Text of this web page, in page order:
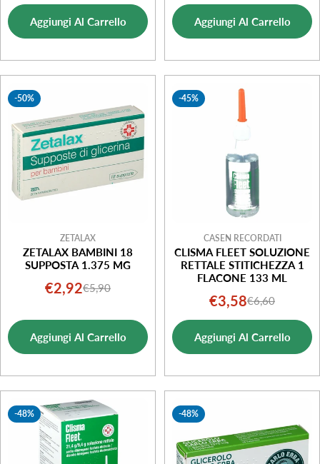
di
vendita
normale
Aggiungi Al Carrello
vendita
Aggiungi Al Carrello
-50%
ZETALAX
ZETALAX BAMBINI 18
SUPPOSTA 1.375 MG
Prezzo
vendita
€2,92Prezzo
€5,90
Aggiungi Al Carrello
-45%
CASEN RECORDATI
CLISMA FLEET SOLUZIONE
RETTALE STITICHEZZA 1
FLACONE 133 ML
Prezzo
di
vendita
€3,58Prezzo
normale
€6,60
Aggiungi Al Carrello
-48% -48%